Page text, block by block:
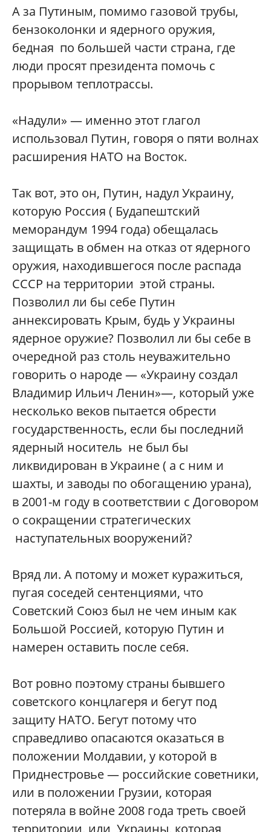
А за Путиным, помимо газовой трубы,
бензоколонки и ядерного оружия,
бедная по большей части страна, где
люди просят президента помочь с
прорывом теплотрассы.
«Надули» — именно этот глагол
использовал Путин, говоря о пяти волнах
расширения НАТО на Восток.
Так вот, это он, Путин, надул Украину,
которую Россия ( Будапештский
меморандум 1994 года) обещалась
защищать в обмен на отказ от ядерного
оружия, находившегося после распада
СССР на территории этой страны.
Позволил ли бы себе Путин
аннексировать Крым, будь у Украины
ядерное оружие? Позволил ли бы себе в
очередной раз столь неуважительно
говорить о народе — «Украину создал
Владимир Ильич Ленин»—, который уже
несколько веков пытается обрести
государственность, если бы последний
ядерный носитель не был бы
ликвидирован в Украине ( а с ним и
шахты, и заводы по обогащению урана),
в 2001-м году в соответствии с Договором
о сокращении стратегических
наступательных вооружений?
Вряд ли. А потому и может куражиться,
пугая соседей сентенциями, что
Советский Союз был не чем иным как
Большой Россией, которую Путин и
намерен оставить после се6я.
Вот ровно поэтому страны бывшего
советского концлагеря и бегут под
защиту НАТО. Бегут потому что
справедливо опасаются оказаться в
положении Молдавии, у которой в
Приднестровье — российские советники,
или в положении Грузии, которая
потеряла в войне 2008 года треть своей
территории, или Украины, которая